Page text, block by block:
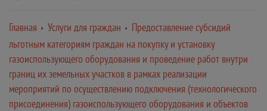
Главная Услуги для граждан
Предоставление субсидий
льготным категориям граждан на покупку и установку
газоиспользующего оборудования и проведение работ внутри
границ их земельных участков в рамках реализации
мероприятий по осуществлению подключения (технологического
присоединения) газоиспользующего оборудования и объектов